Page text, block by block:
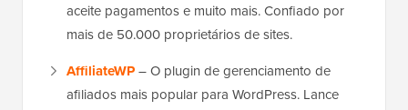
aceite pagamentos e muito mais. Confiado por
mais de 50.000 proprietários de sites.
AffiliateWP– O plugin de gerenciamento de
afiliados mais popular para WordPress. Lance